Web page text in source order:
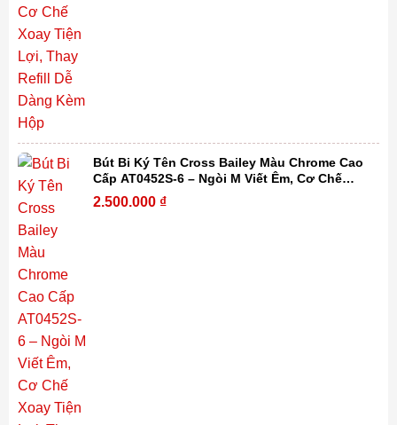
Bút Bi Ký Tên Cross Bailey Màu Chrome Cao
Cấp AT0452S-6 – Ngòi M Viết Êm, Cơ Chế
Xoay Tiện Lợi, Thay Refill Dễ Dàng Kèm Hộp
2.500.000 ₫